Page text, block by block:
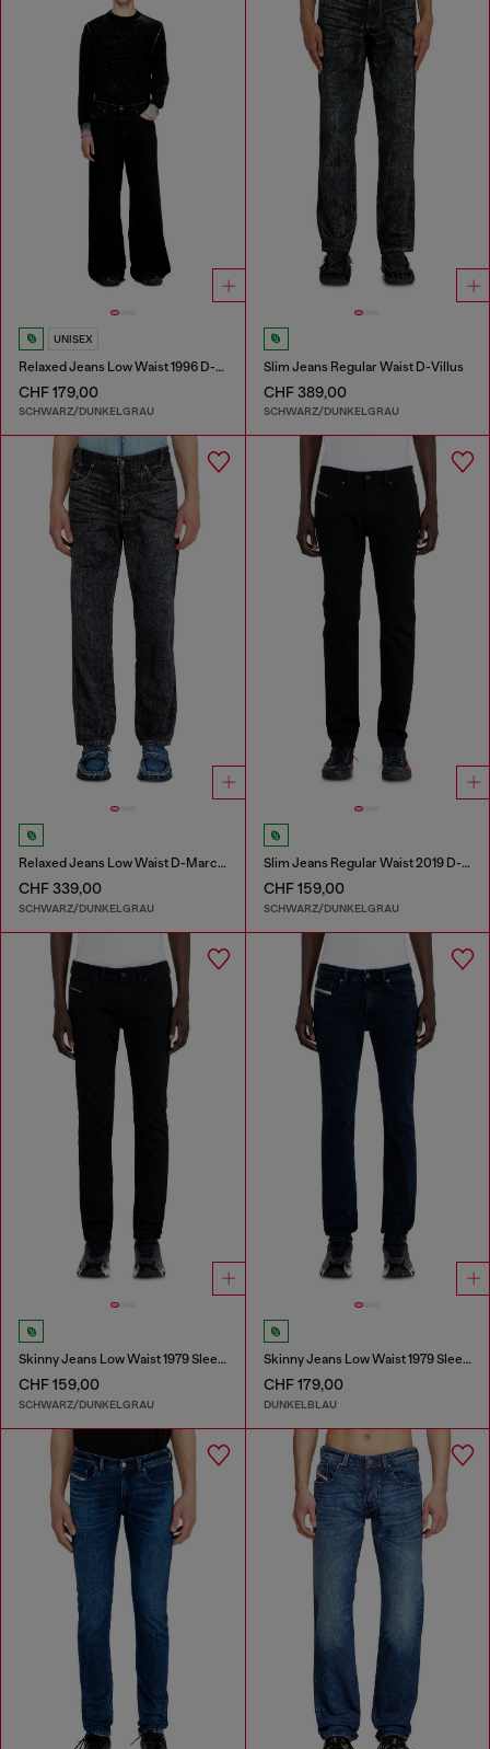
UNISEX
Relaxed Jeans Low Waist 1996 D-Sire
CHF 179,00
SCHWARZ/DUNKELGRAU
Slim Jeans Regular Waist D-Villus
CHF 389,00
SCHWARZ/DUNKELGRAU
Relaxed Jeans Low Waist D-Marcus
CHF 339,00
SCHWARZ/DUNKELGRAU
Slim Jeans Regular Waist 2019 D-Strukt
CHF 159,00
SCHWARZ/DUNKELGRAU
Skinny Jeans Low Waist 1979 Sleenker
CHF 159,00
SCHWARZ/DUNKELGRAU
Skinny Jeans Low Waist 1979 Sleenker
CHF 179,00
DUNKELBLAU